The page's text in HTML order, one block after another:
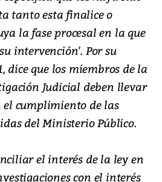
tanto esta finalice o
la fase procesal en la que
intervención'. Por su
dice que los miembros de la
Judicial deben llevar
cumplimiento de las
del Ministerio Público.
el interés de la ley en
con el interés